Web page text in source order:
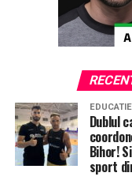
EDUCATIE
Dublul
Bihor!
sport